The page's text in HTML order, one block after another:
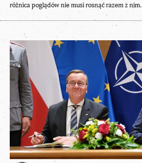
różnica poglądów nie musi rosnąć razem z nim.